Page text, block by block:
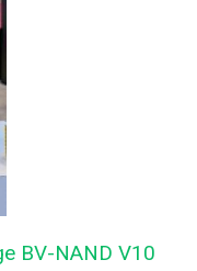
BV-NAND V10